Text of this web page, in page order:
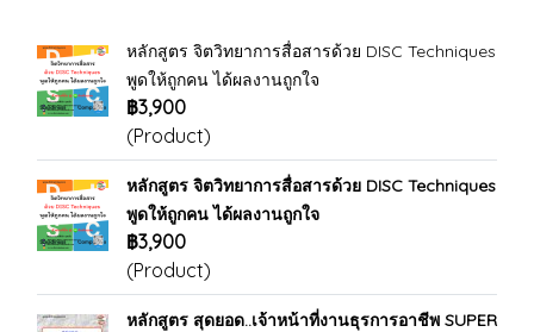
หลักสูตร จิตวิทยาการสื่อสารด้วย DISC Techniques
พูดให้ถูกคน ได้ผลงานถูกใจ
฿3,900
(Product)
หลักสูตร จิตวิทยาการสื่อสารด้วย DISC Techniques
พูดให้ถูกคน ได้ผลงานถูกใจ
฿3,900
(Product)
หลักสูตร สุดยอด..เจ้าหน้าที่งานธุรการอาชีพ SUPER